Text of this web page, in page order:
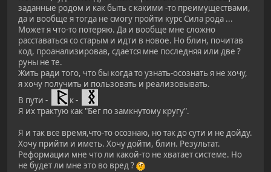
заданные родом и как быть с какими -то преимуществами,
да и вообще я тогда не смогу пройти курс Сила рода ...
Может я что-то потеряю. Да и вообще мне сложно
расставаться со старым и идти в новое. Но блин, почитав
код, проанализировав, сдается мне последняя или две ?
руны не те.
Жить ради того, что бы когда то узнать-осознать я не хочу,
я хочу получить и пользовать и реализовывать.
В пути -
к -
Я их трактую как "Бег по замкнутому кругу".
Я и так все время,что-то осознаю, но так до сути и не дойду.
Хочу прийти и иметь. Хочу дойти, блин. Результат.
Реформации мне что ли какой-то не хватает системе. Но
не будет ли мне это во вред ?